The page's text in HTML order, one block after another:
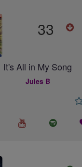
33
It's All in My Song
Jules B